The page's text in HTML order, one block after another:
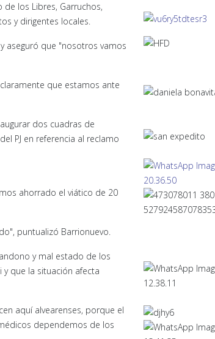
de los Libres, Garruchos,
y dirigentes locales.
aseguró que "nosotros vamos
que estamos ante
dos cuadras de
PJ en referencia al reclamo
ahorrado el viático de 20
puntualizó Barrionuevo.
y mal estado de los
y que la situación afecta
aquí alvearenses, porque el
dependemos de los